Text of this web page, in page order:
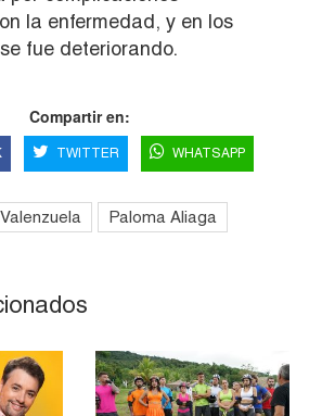
la enfermedad, y en los
fue deteriorando.
Compartir en:
TWITTER WHATSAPP
Paloma Aliaga